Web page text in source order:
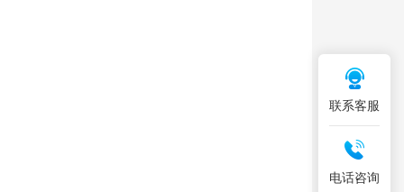
联系客服
电话咨询